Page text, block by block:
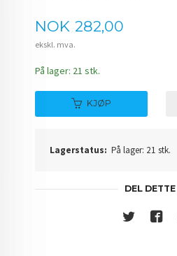
Pris
NOK 282,00
ekskl. mva.
På lager: 21 stk.
KJØP
Lagerstatus: På lager: 21 stk.
DEL DETTE